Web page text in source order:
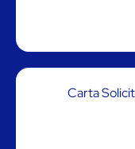
Carta